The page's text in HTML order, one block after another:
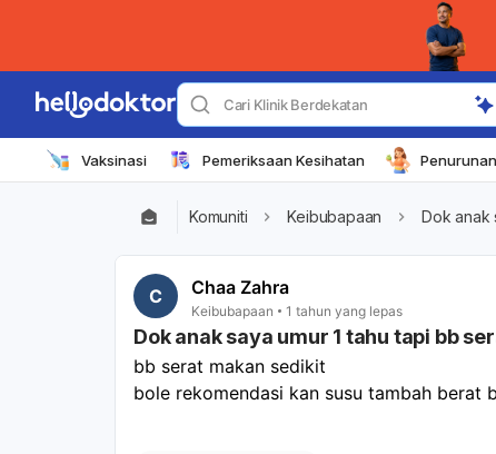
Cari Klinik Berdekatan
Vaksinasi Pemeriksaan Kesihatan
Komuniti Keibubapaan Dok anak
C Chaa Zahra
Keibubapaan 1 tahun yang lepas
Dok anak saya umur 1 tahu tapi bb
bb serat makan sedikit
bole rekomendasi kan susu tambah berat